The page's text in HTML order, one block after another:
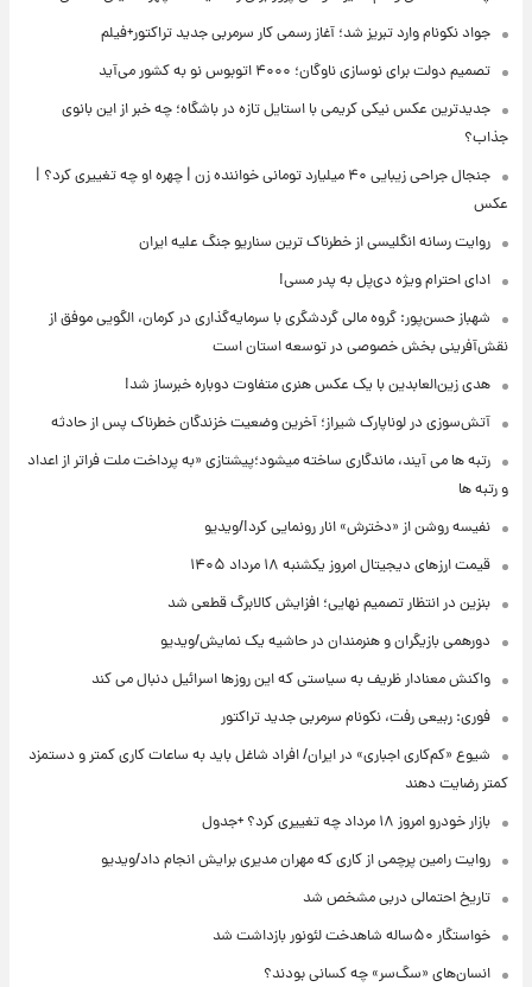
جواد نکونام وارد تبریز شد؛ آغاز رسمی کار سرمربی جدید تراکتور+فیلم
تصمیم دولت برای نوسازی ناوگان؛ ۴۰۰۰ اتوبوس نو به کشور می‌آید
جدیدترین عکس نیکی کریمی با استایل تازه در باشگاه؛ چه خبر از این بانوی
جذاب؟
جنجال جراحی زیبایی ۴۰ میلیارد تومانی خواننده زن | چهره او چه تغییری کرد؟ |
عکس
روایت رسانه انگلیسی از خطرناک ترین سناریو جنگ علیه ایران
ادای احترام ویژه دی‌پل به پدر مسی!
شهباز حسن‌پور: گروه مالی گردشگری با سرمایه‌گذاری در کرمان، الگویی موفق از
نقش‌آفرینی بخش خصوصی در توسعه استان است
هدی زین‌العابدین با یک عکس هنری متفاوت دوباره خبرساز شد!
آتش‌سوزی در لوناپارک شیراز؛ آخرین وضعیت خزندگان خطرناک پس از حادثه
رتبه ها می آیند، ماندگاری ساخته میشود؛پیشتازی «به پرداخت ملت فراتر از اعداد
و رتبه ها
نفیسه روشن از «دخترش» انار رونمایی کرد!/ویدیو
قیمت ارزهای دیجیتال امروز یکشنبه ۱۸ مرداد ۱۴۰۵
بنزین در انتظار تصمیم نهایی؛ افزایش کالابرگ قطعی شد
دورهمی بازیگران و هنرمندان در حاشیه یک نمایش/ویدیو
واکنش معنادار ظریف به سیاستی که این روزها اسرائیل دنبال می کند
فوری: ربیعی رفت، نکونام سرمربی جدید تراکتور
شیوع «کم‌کاری اجباری» در ایران/ افراد شاغل باید به ساعات کاری کمتر و دستمزد
کمتر رضایت دهند
بازار خودرو امروز ۱۸ مرداد چه تغییری کرد؟ +جدول
روایت رامین پرچمی از کاری که مهران مدیری برایش انجام داد/ویدیو
تاریخ احتمالی دربی مشخص شد
خواستگار ۵۰ساله شاهدخت لئونور بازداشت شد
انسان‌های «سگ‌سر» چه کسانی بودند؟